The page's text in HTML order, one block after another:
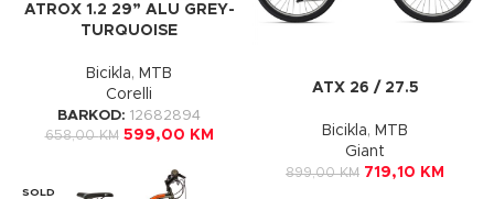
ATROX 1.2 29” ALU GREY-
TURQUOISE
Bicikla, MTB
Corelli
BARKOD: 12682894
658,00KM 599,00 KM
ATX 26 / 27.5
Bicikla, MTB
Giant
899,00KM 719,10 KM
SOLD